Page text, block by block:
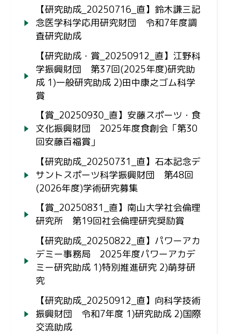
【研究助成_20250716_直】鈴木謙三記
念医学科学応用研究財団 令和7年度調
査研究助成
【研究助成・賞_20250912_直】江野科
学振興財団 第37回(2025年度)研究助
成 1)一般研究助成 2)田中康之ゴム科学
賞
【賞_20250930_直】安藤スポーツ・食
文化振興財団 2025年度食創会「第30
回安藤百福賞」
【研究助成_20250731_直】石本記念デ
サントスポーツ科学振興財団 第48回
(2026年度)学術研究募集
【賞_20250831_直】南山大学社会倫理
研究所 第19回社会倫理研究奨励賞
【研究助成_20250822_直】パワーアカ
デミー事務局 2025年度パワーアカデ
ミー研究助成 1)特別推進研究 2)萌芽研
究
【研究助成_20250912_直】向科学技術
振興財団 令和7年度 1)研究助成 2)国際
交流助成